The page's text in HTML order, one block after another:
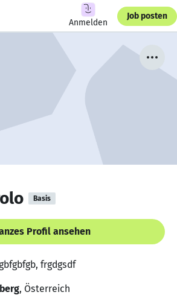
Anmelden
Job posten
Basis
Profil ansehen
frgdgsdf
, Österreich